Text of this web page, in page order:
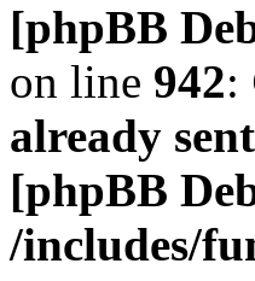
[phpBB
on line 942:
already
[phpBB
/includes/